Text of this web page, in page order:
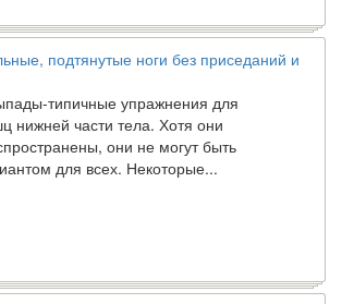
подтянутые ноги без приседаний и
типичные упражнения для
нижней части тела. Хотя они
они не могут быть
для всех. Некоторые...
предсказывающая смерть человека с